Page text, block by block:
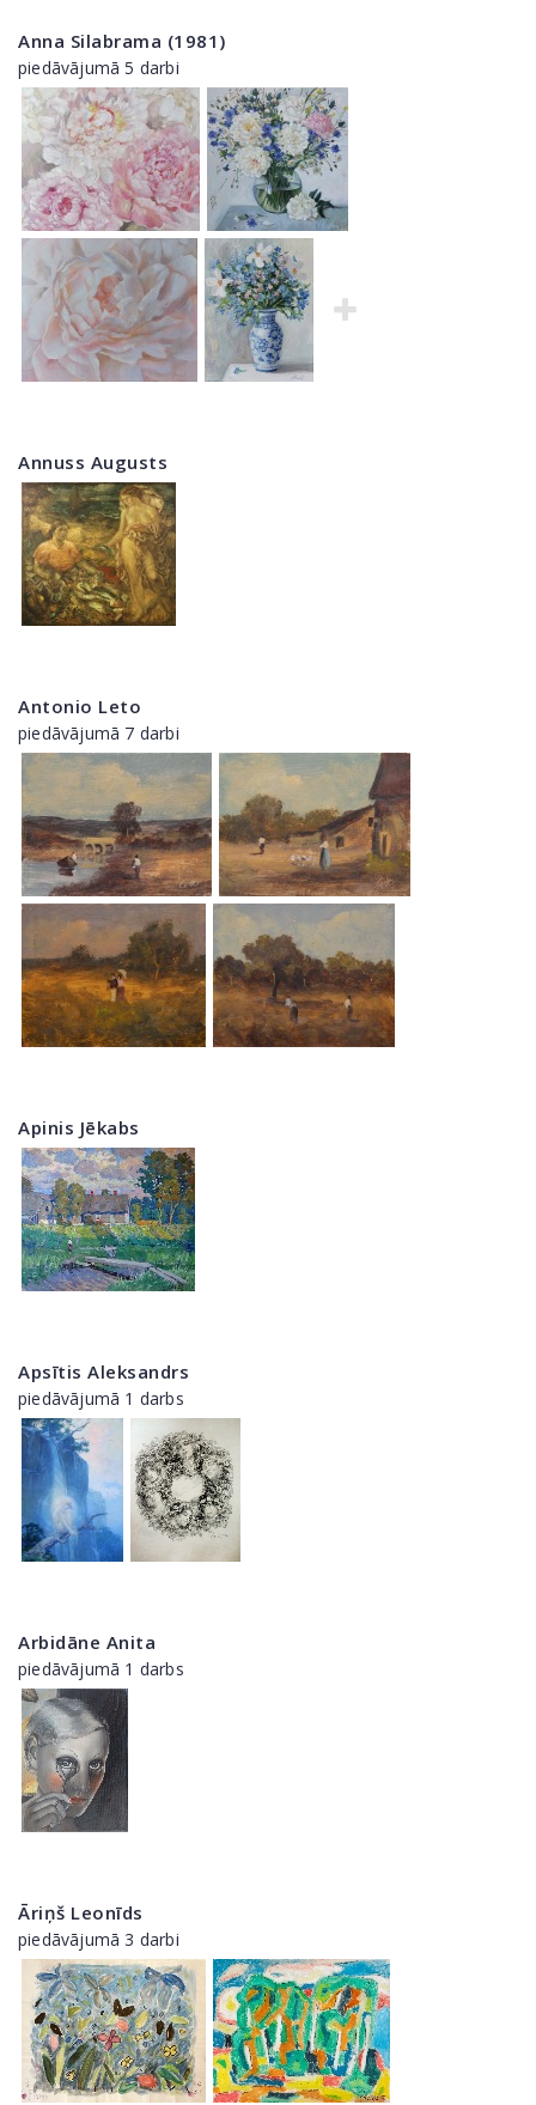
Anna Silabrama (1981)
piedāvājumā 5 darbi
Annuss Augusts
Antonio Leto
piedāvājumā 7 darbi
Apinis Jēkabs
Apsītis Aleksandrs
piedāvājumā 1 darbs
Arbidāne Anita
piedāvājumā 1 darbs
Āriņš Leonīds
piedāvājumā 3 darbi